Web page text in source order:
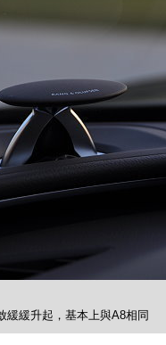
緩緩升起，基本上與A8相同